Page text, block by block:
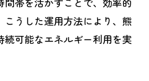
うした運用方法により、熊
可能なエネルギー利用を実